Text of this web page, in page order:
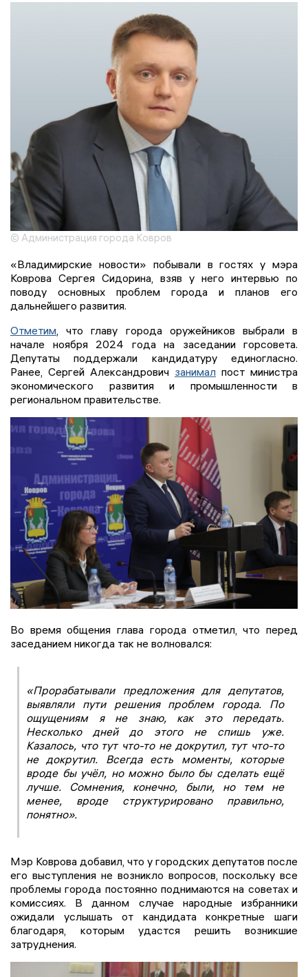
© Администрация города Ковров
«Владимирские новости» побывали в гостях у мэра
Коврова Сергея Сидорина, взяв у него интервью по
поводу основных проблем города и планов его
дальнейшего развития.
Отметим , что главу города оружейников выбрали в
начале ноября 2024 года на заседании горсовета.
Депутаты поддержали кандидатуру единогласно.
Ранее, Сергей Александрович занимал пост министра
экономического развития и промышленности в
региональном правительстве.
Во время общения глава города отметил, что перед
заседанием никогда так не волновался:
«Прорабатывали предложения для депутатов,
выявляли пути решения проблем города. По
ощущениям я не знаю, как это передать.
Несколько дней до этого не спишь уже.
Казалось, что тут что-то не докрутил, тут что-то
не докрутил. Всегда есть моменты, которые
вроде бы учёл, но можно было бы сделать ещё
лучше. Сомнения, конечно, были, но тем не
менее, вроде структурировано правильно,
понятно».
Мэр Коврова добавил, что у городских депутатов после
его выступления не возникло вопросов, поскольку все
проблемы города постоянно поднимаются на советах и
комиссиях. В данном случае народные избранники
ожидали услышать от кандидата конкретные шаги
благодаря, которым удастся решить возникшие
затруднения.